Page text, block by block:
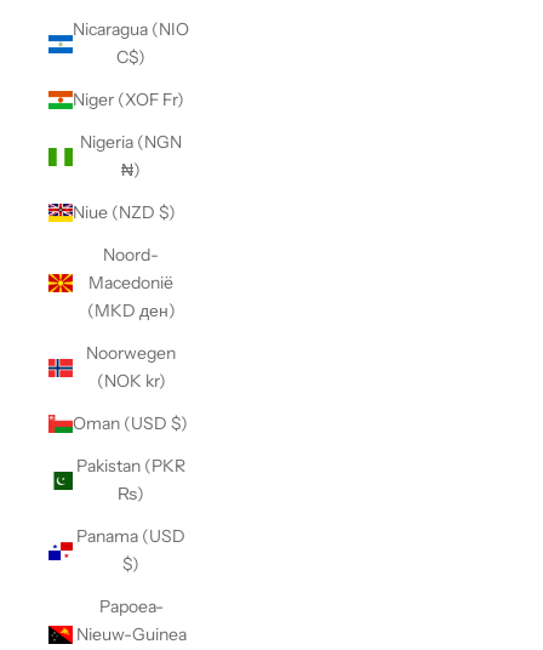
Nicaragua (NIO
C$)
Niger (XOF Fr)
Nigeria (NGN
₦)
Niue (NZD $)
Noord-
Macedonië
(MKD ден)
Noorwegen
(NOK kr)
Oman (USD $)
Pakistan (PKR
₨)
Panama (USD
$)
Papoea-
Nieuw-Guinea